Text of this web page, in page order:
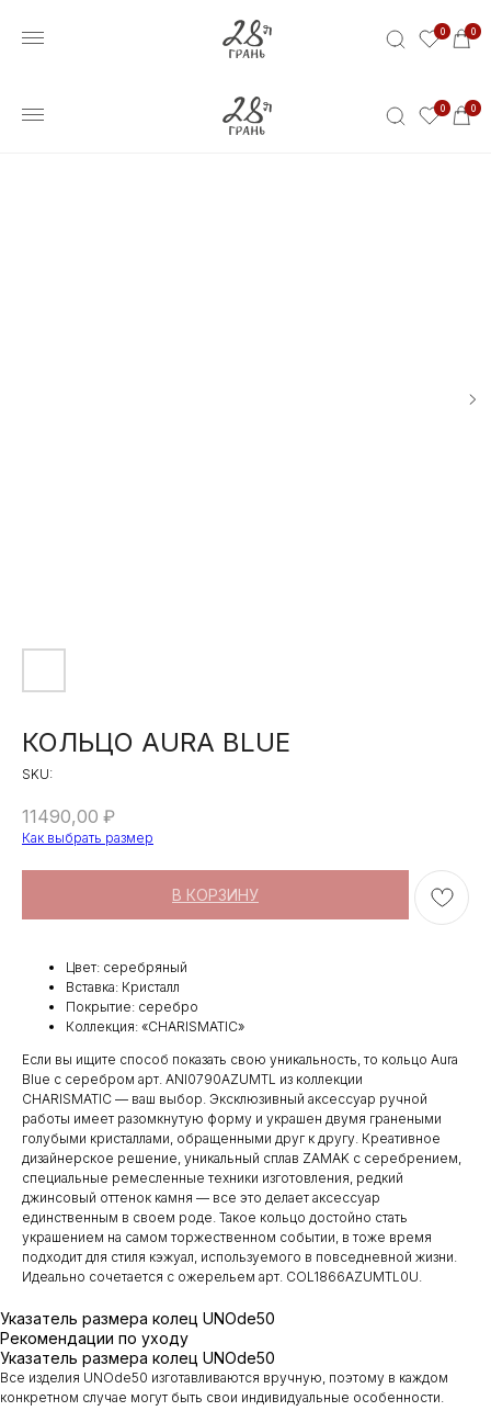
0
0
0
0
КОЛЬЦО AURA BLUE
SKU:
11490,00 ₽
Как выбрать размер
В КОРЗИНУ
Цвет: серебряный
Вставка: Кристалл
Покрытие: серебро
Коллекция: «CHARISMATIC»
Если вы ищите способ показать свою уникальность, то кольцо Aura
Blue с серебром арт. ANI0790AZUMTL из коллекции
CHARISMATIC — ваш выбор. Эксклюзивный аксессуар ручной
работы имеет разомкнутую форму и украшен двумя гранеными
голубыми кристаллами, обращенными друг к другу. Креативное
дизайнерское решение, уникальный сплав ZAMAK с серебрением,
специальные ремесленные техники изготовления, редкий
джинсовый оттенок камня — все это делает аксессуар
единственным в своем роде. Такое кольцо достойно стать
украшением на самом торжественном событии, в тоже время
подходит для стиля кэжуал, используемого в повседневной жизни.
Идеально сочетается с ожерельем арт. COL1866AZUMTL0U.
Указатель размера колец UNOde50
Рекомендации по уходу
Указатель размера колец UNOde50
Все изделия UNOde50 изготавливаются вручную, поэтому в каждом
конкретном случае могут быть свои индивидуальные особенности.